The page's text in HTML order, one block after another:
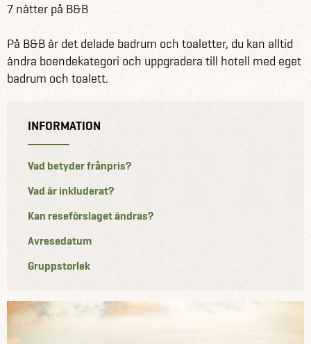
7 nätter på B&B
På B&B är det delade badrum och toaletter, du kan alltid
ändra boendekategori och uppgradera till hotell med eget
badrum och toalett.
INFORMATION
Vad betyder frånpris?
Vad är inkluderat?
Kan reseförslaget ändras?
Avresedatum
Gruppstorlek